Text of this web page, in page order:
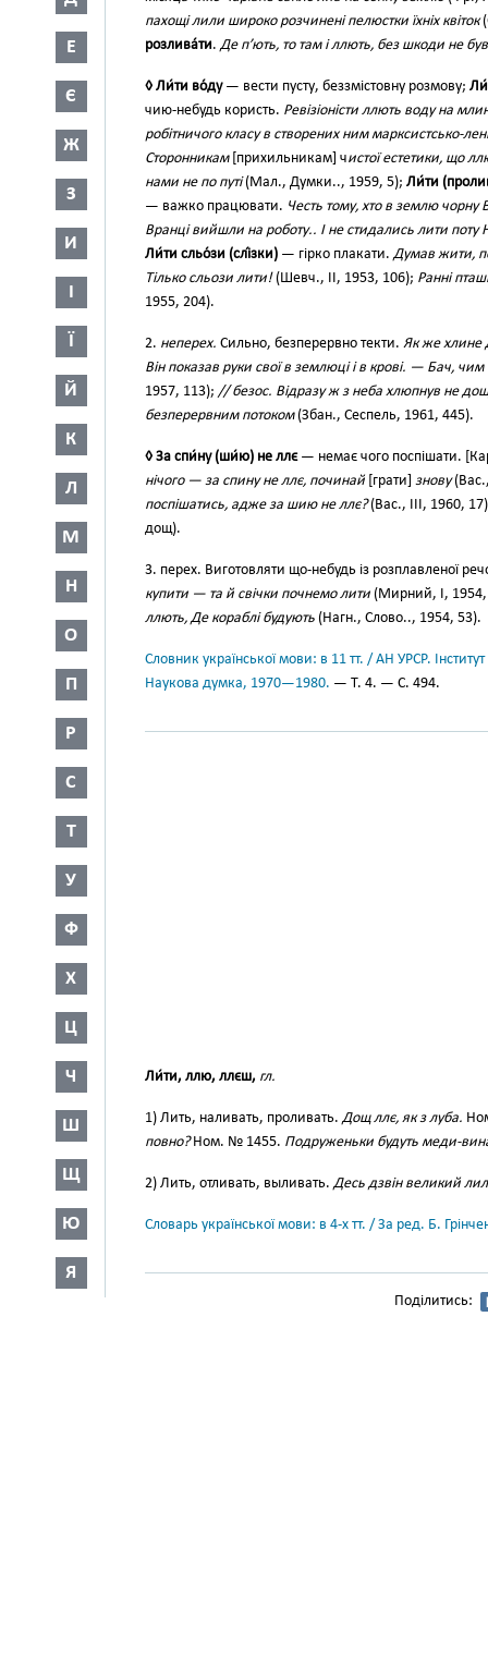
Е
Є
Ж
З
И
І
Ї
Й
К
Л
М
Н
О
П
Р
С
Т
У
Ф
Х
Ц
Ч
Ш
Щ
Ю
Я
пахощі лили широко розчинені пелюстки їхніх квіток
розлива́ти.Де п’ють, то там і ллють, без шкоди не
◊ Ли́ти во́ду— вести пусту, беззмістовну розмову;
чию-небудь користь. Ревізіоністи ллють воду на
робітничого класу в створених ним марксистсько-
Сторонникам[прихильникам] чистої естетики, що
нами не по путі(Мал., Думки.., 1959, 5); Ли́ти
— важко працювати. Честь тому, хто в землю чорну
Вранці вийшли на роботу.. І не стидались лити поту
Ли́ти сльо́зи (слі́зки) — гірко плакати.Думав жити,
Тілько сльози лити!(Шевч., II, 1953, 106); Ранні
1955, 204).
2. неперех. Сильно, безперервно текти. Як же хлине
Він показав руки свої в землюці і в крові. — Бач, чим
1957, 113); // безос. Відразу ж з неба хлюпнув не
безперервним потоком(Збан., Сеспель, 1961, 445).
◊ За спи́ну (ши́ю) не ллє— немає чого поспішати.
нічого — за спину не ллє, починай [грати] знову
поспішатись, адже за шию не ллє?(Вас., III, 1960,
дощ).
3. перех. Виготовляти що-небудь із розплавленої
купити — та й свічки почнемо лити (Мирний, І,
ллють, Де кораблі будують (Нагн., Слово.., 1954, 53).
Словник української мови: в 11 тт. / АН УРСР.
Наукова думка, 1970—1980. — Т. 4. — С. 494.
Ли́ти, ллю, ллєш, гл.
1) Лить, наливать, проливать.Дощ ллє, як з луба.
повно?Ном. № 1455. Подруженьки будуть меди-
2) Лить, отливать, выливать.Десь дзвін великий
Словарь української мови: в 4-х тт. / За ред. Б.
Поділитись: